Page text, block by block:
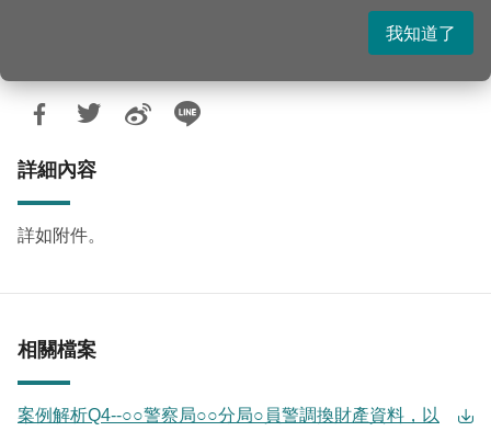
詳細內容
詳如附件。
相關檔案
案例解析Q4--○○警察局○○分局○員警調換財產資料，以
我知道了